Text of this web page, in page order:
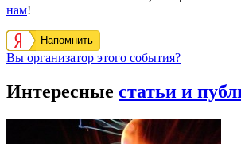
нам!
Напомнить
Вы организатор этого события?
Интересные статьи и